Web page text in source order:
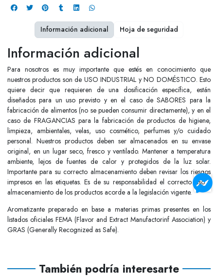
Información adicional
Para nosotros es muy importante que estés en conocimiento que
nuestros productos son de USO INDUSTRIAL y NO DOMÉSTICO. Esto
quiere decir que requieren de una dosificación específica, están
diseñados para un uso previsto y en el caso de SABORES para la
fabricación de alimentos (no se pueden consumir directamente), y en el
caso de FRAGANCIAS para la fabricación de productos de higiene,
limpieza, ambientales, velas, uso cosmético, perfumes y/o cuidado
personal. Nuestros productos deben ser almacenados en su envase
original, en un lugar seco, fresco y ventilado. Mantener a temperatura
ambiente, lejos de fuentes de calor y protegidos de la luz solar.
Importante para su correcto almacenamiento deben revisar los riesgos
impresos en las etiquetas. Es de su responsabilidad el correcto uso y
almacenamiento de los productos acorde a la legislación vigente.
Aromatizante preparado en base a materias primas presentes en los
listados oficiales FEMA (Flavor and Extract Manufactorinf Association) y
GRAS (Generally Recognized as Safe).
Información adicional Hoja de seguridad
También podría interesarte